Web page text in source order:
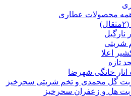
محصولات عطاری
نارگیل
شربتی
اعلا
تازه
خانگی شهرضا
گل محمدی و تخم شربتی سحرخیز
هل و زعفران سحرخیز